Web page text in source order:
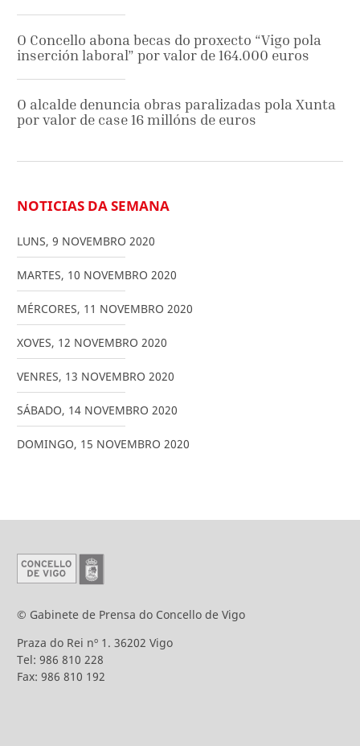
O Concello abona becas do proxecto “Vigo pola
inserción laboral” por valor de 164.000 euros
O alcalde denuncia obras paralizadas pola Xunta
por valor de case 16 millóns de euros
NOTICIAS DA SEMANA
LUNS, 9 NOVEMBRO 2020
MARTES, 10 NOVEMBRO 2020
MÉRCORES, 11 NOVEMBRO 2020
XOVES, 12 NOVEMBRO 2020
VENRES, 13 NOVEMBRO 2020
SÁBADO, 14 NOVEMBRO 2020
DOMINGO, 15 NOVEMBRO 2020
© Gabinete de Prensa do Concello de Vigo
Praza do Rei nº 1. 36202 Vigo
Tel: 986 810 228
Fax: 986 810 192